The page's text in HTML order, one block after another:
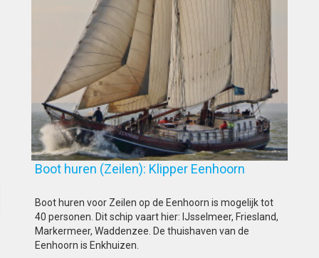
Boot huren (Zeilen): Klipper Eenhoorn
Boot huren voor Zeilen op de Eenhoorn is mogelijk tot
40 personen. Dit schip vaart hier: IJsselmeer, Friesland,
Markermeer, Waddenzee. De thuishaven van de
Eenhoorn is Enkhuizen.